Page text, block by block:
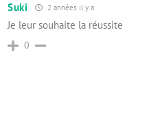
Suki 2 années il y a
Je leur souhaite la réussite
0